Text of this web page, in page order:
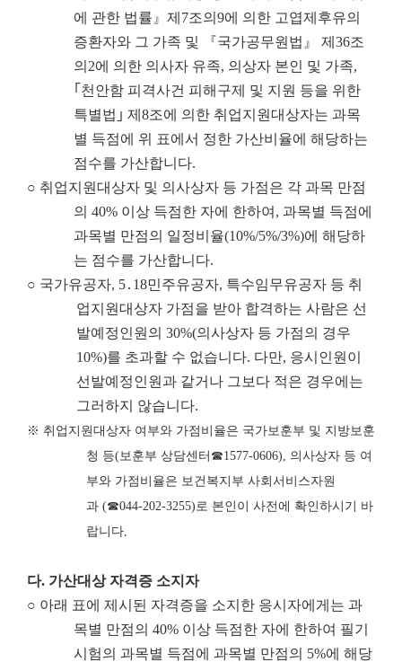
에 관한 법률』제7조의9에 의한 고엽제후유의
증환자와 그 가족 및 『국가공무원법』 제36조
의2에 의한 의사자 유족, 의상자 본인 및 가족,
｢천안함 피격사건 피해구제 및 지원 등을 위한
특별법｣ 제8조에 의한 취업지원대상자는 과목
별 득점에 위 표에서 정한 가산비율에 해당하는
점수를 가산합니다.
○ 취업지원대상자 및 의사상자 등 가점은 각 과목 만점
의 40% 이상 득점한 자에 한하여, 과목별 득점에
과목별 만점의 일정비율(10%/5%/3%)에 해당하
는 점수를 가산합니다.
○ 국가유공자, 5․18민주유공자, 특수임무유공자 등 취
업지원대상자 가점을 받아 합격하는 사람은 선
발예정인원의 30%(의사상자 등 가점의 경우
10%)를 초과할 수 없습니다. 다만, 응시인원이
선발예정인원과 같거나 그보다 적은 경우에는
그러하지 않습니다.
※ 취업지원대상자 여부와 가점비율은 국가보훈부 및 지방보훈
청 등(보훈부 상담센터 ☎1577-0606), 의사상자 등 여
부와 가점비율은 보건복지부 사회서비스자원
과 (☎044-202-3255) 로 본인이 사전에 확인하시기 바
랍니다.
다. 가산대상 자격증 소지자
○ 아래 표에 제시된 자격증을 소지한 응시자에게는 과
목별 만점의 40% 이상 득점한 자에 한하여 필기
시험의 과목별 득점에 과목별 만점의 5%에 해당